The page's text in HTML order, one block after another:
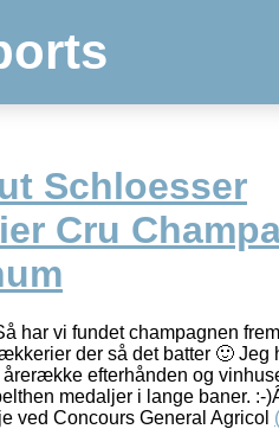
Schloesser
Cru
har vi fundet champagnen
der så det batter 🙂 Jeg
efterhånden og
medaljer i lange baner. :-
ved Concours General Agricol